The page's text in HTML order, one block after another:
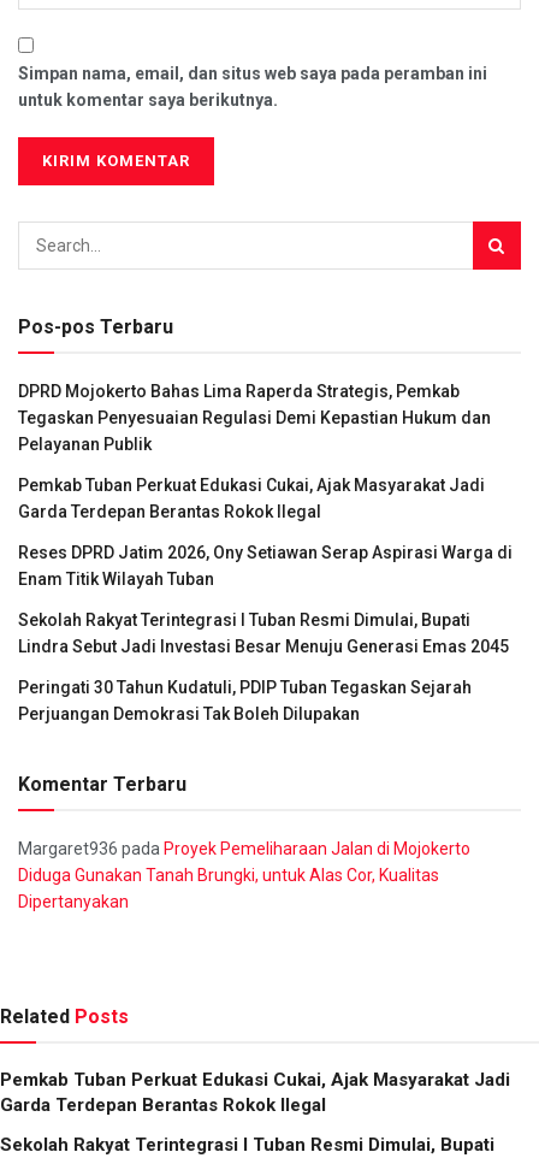
Simpan nama, email, dan situs web saya pada peramban ini
untuk komentar saya berikutnya.
Pos-pos Terbaru
DPRD Mojokerto Bahas Lima Raperda Strategis, Pemkab
Tegaskan Penyesuaian Regulasi Demi Kepastian Hukum dan
Pelayanan Publik
Pemkab Tuban Perkuat Edukasi Cukai, Ajak Masyarakat Jadi
Garda Terdepan Berantas Rokok Ilegal
Reses DPRD Jatim 2026, Ony Setiawan Serap Aspirasi Warga di
Enam Titik Wilayah Tuban
Sekolah Rakyat Terintegrasi I Tuban Resmi Dimulai, Bupati
Lindra Sebut Jadi Investasi Besar Menuju Generasi Emas 2045
Peringati 30 Tahun Kudatuli, PDIP Tuban Tegaskan Sejarah
Perjuangan Demokrasi Tak Boleh Dilupakan
Komentar Terbaru
Margaret936 pada Proyek Pemeliharaan Jalan di Mojokerto
Diduga Gunakan Tanah Brungki, untuk Alas Cor, Kualitas
Dipertanyakan
Related Posts
Pemkab Tuban Perkuat Edukasi Cukai, Ajak Masyarakat Jadi
Garda Terdepan Berantas Rokok Ilegal
Sekolah Rakyat Terintegrasi I Tuban Resmi Dimulai, Bupati